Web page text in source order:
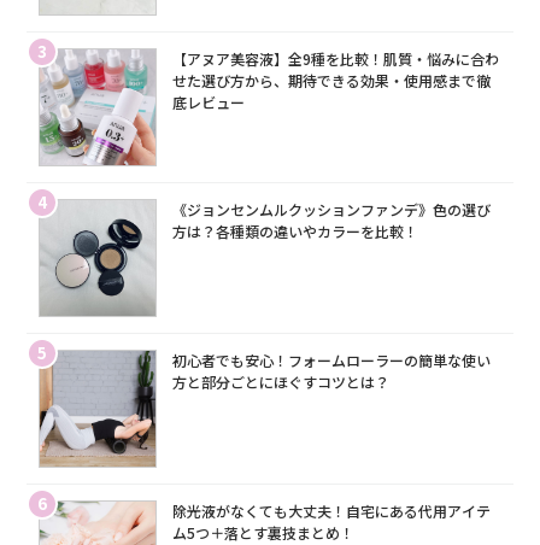
3
【アヌア美容液】全9種を比較！肌質・悩みに合わ
せた選び方から、期待できる効果・使用感まで徹
底レビュー
4
《ジョンセンムルクッションファンデ》色の選び
方は？各種類の違いやカラーを比較！
5
初心者でも安心！フォームローラーの簡単な使い
方と部分ごとにほぐすコツとは？
6
除光液がなくても大丈夫！自宅にある代用アイテ
ム5つ＋落とす裏技まとめ！